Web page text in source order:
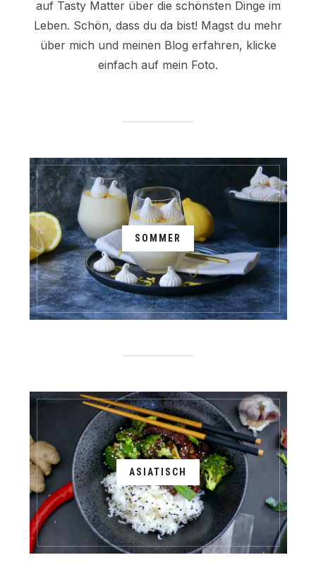
auf Tasty Matter über die schönsten Dinge im
Leben. Schön, dass du da bist! Magst du mehr
über mich und meinen Blog erfahren, klicke
einfach auf mein Foto.
SOMMER
ASIATISCH